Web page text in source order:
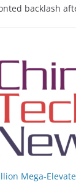
backlash
Mega-